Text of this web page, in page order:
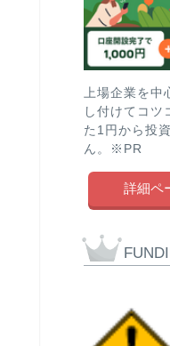
上場企業を
し付けてコツ
た1円から投
ん。※PR
詳細ペ